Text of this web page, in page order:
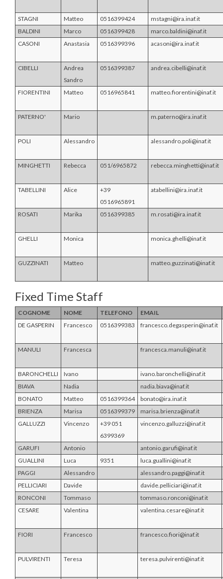
STAGNI Matteo 0516399424
mstagni@ira.inaf.it
BALDINI
Marco 0516399428
marco.baldini@inaf.it
CASONI
Anastasia 0516399396 acasoni@ira.inaf.it
CIBELLI
Andrea
Sandro
0516399387 andrea.cibelli@inaf.it
FIORENTINI Matteo 0516965841 matteo.fiorentini@inaf.it
PATERNO' Mario m.paterno@ira.inaf.it
POLI Alessandro alessandro.poli@inaf.it
MINGHETTI Rebecca 051/6965872 rebecca.minghetti@inaf.it
TABELLINI Alice
+39
0516965891
atabellini@ira.inaf.it
ROSATI Marika 0516399385 m.rosati@ira.inaf.it
GHELLI Monica monica.ghelli@inaf.it
GUZZINATI Matteo matteo.guzzinati@inaf.it
Fixed Time Staff
COGNOME NOME TELEFONO
EMAIL
DE GASPERIN
Francesco 0516399383 francesco.degasperin@inaf.it
MANULI Francesca francesca.manuli@inaf.it
BARONCHELLI Ivano
ivano.baronchelli@inaf.it
BIAVA
Nadia
nadia.biava@inaf.it
BONATO
Matteo 0516399364
bonato@ira.inaf.it
BRIENZA
Marisa 0516399379
marisa.brienza@inaf.it
GALLUZZI
Vincenzo
+39 051
6399369
vincenzo.galluzzi@inaf.it
GARUFI Antonio
antonio.garufi@inaf.it
GUALLINI
Luca 9351
luca.guallini@inaf.it
PAGGI
Alessandro
alessandro.paggi@inaf.it
PELLICIARI
Davide
davide.pelliciari@inaf.it
RONCONI
Tommaso
tommaso.ronconi@inaf.it
CESARE
Valentina valentina.cesare@inaf.it
FIORI Francesco francesco.fiori@inaf.it
PULVIRENTI Teresa teresa.pulvirenti@inaf.it